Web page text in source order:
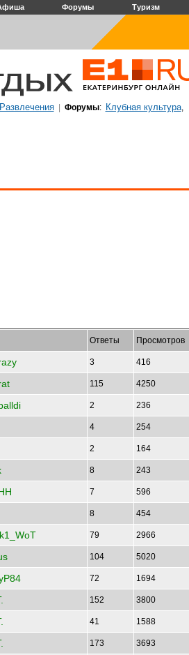
Форумы Туризм
Развлечения| Форумы: Клубная культура,
Ответы Просмотров
3 416
115 4250
2 236
4 254
2 164
8 243
7 596
8 454
79 2966
104 5020
72 1694
152 3800
41 1588
173 3693